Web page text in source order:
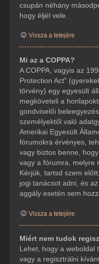
csupán néhány
hogy éljél vele.
Vissza a tetejére
Mi az a COPPA?
A COPPA, vagyis az
Protection Act”
törvény) egy egyesült
megköveteli a
gondviselői
személyektől való
Amerikai Egyesült
fórumokra érvényes,
vagy biztos benne,
vagy a fórumra, melyre
Kérjük, tartsd szem
jogi tanácsot adni, és
aggály esetén sem
Vissza a tetejére
Miért nem tudok
Lehet, hogy a weboldal
vagy a regisztrálni